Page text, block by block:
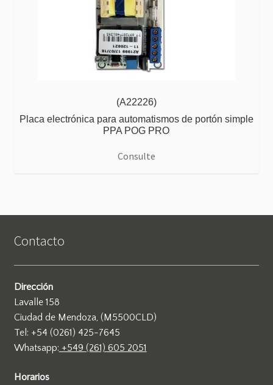
(A22226)
Placa electrónica para automatismos de portón simple
PPA POG PRO
Consulte
Contacto
Dirección
Lavalle 158
Ciudad de Mendoza, (M5500CLD)
Tel: +54 (0261) 425-7645
Whatsapp: +549 (261) 605 2051
Horarios